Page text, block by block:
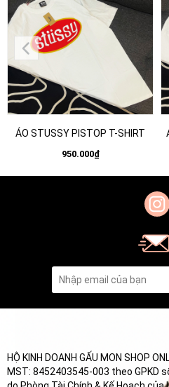
ÁO STUSSY PISTOP T-SHIRT
950.000₫
HỘ KINH DOANH GẤU MON SHOP
MST: 8452403545-003 theo GPKD